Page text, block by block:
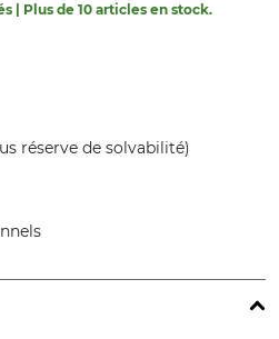
| Plus de 10 articles en stock.
réserve de solvabilité)